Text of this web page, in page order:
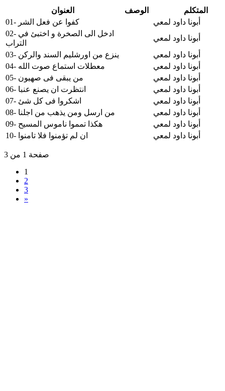
العنوان الوصف
المتكلم
01- كفوا عن فعل الشر
أبونا داود لمعي
02- ادخل الى الصخرة و اختبئ في
التراب
أبونا داود لمعي
03- ينزع من اورشليم السند والركن
أبونا داود لمعي
04- معطلات استماع صوت الله
أبونا داود لمعي
05- من يبقى فى صهيون
أبونا داود لمعي
06- انتظرت ان يصنع عنبا
أبونا داود لمعي
07- اشكروا فى كل شئ
أبونا داود لمعي
08- من ارسل ومن يذهب من اجلنا
أبونا داود لمعي
09- هكذا تمموا ناموس المسيح
أبونا داود لمعي
10- ان لم تؤمنوا فلا تامنوا
أبونا داود لمعي
صفحة 1 من 3
1
2
3
»